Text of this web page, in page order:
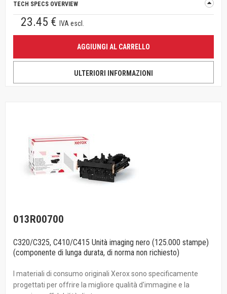
TECH SPECS OVERVIEW
23.45 € IVA escl.
AGGIUNGI AL CARRELLO
ULTERIORI INFORMAZIONI
013R00700
C320/C325, C410/C415 Unità imaging nero (125.000 stampe)
(componente di lunga durata, di norma non richiesto)
I materiali di consumo originali Xerox sono specificamente
progettati per offrire la migliore qualità d'immagine e la